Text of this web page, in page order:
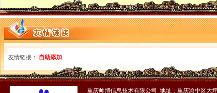
税务注销咨询_四川汽车论坛_XCAR爱卡汽车俱乐部
【代办税务注销执照吊销转注销人户税务解】价格,厂家,图
公司税务注销的时候,工商可以一起注销吗?-知乎
2018税务注销所需资料_财经频道_东方头条
东西湖分公司注销,税务注销流程-爱喇叭网
税务注销定义_第1页_中华会计网_职场_西祠胡同
企业税务注销资料一览
税务注销清税：画一个句号难不难-财会新闻
友情链接： 自助添加
重庆帅博信息技术有限公司 地址：重庆渝中区大